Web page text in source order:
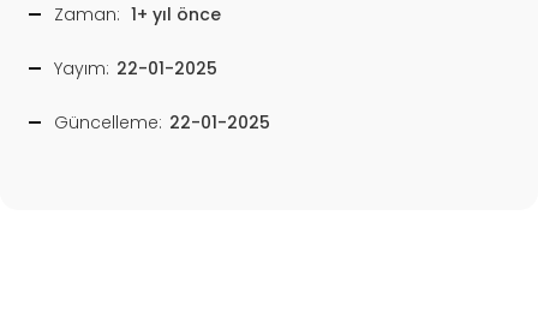
Zaman: 1+ yıl önce
Yayım: 22-01-2025
Güncelleme: 22-01-2025